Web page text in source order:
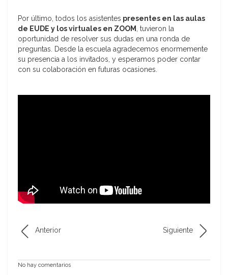
Por último, todos los asistentes presentes en las aulas
de EUDE y los virtuales en ZOOM , tuvieron la
oportunidad de resolver sus dudas en una ronda de
preguntas. Desde la escuela agradecemos enormemente
su presencia a los invitados, y esperamos poder contar
con su colaboración en futuras ocasiones.
Anterior Siguiente
No hay comentarios